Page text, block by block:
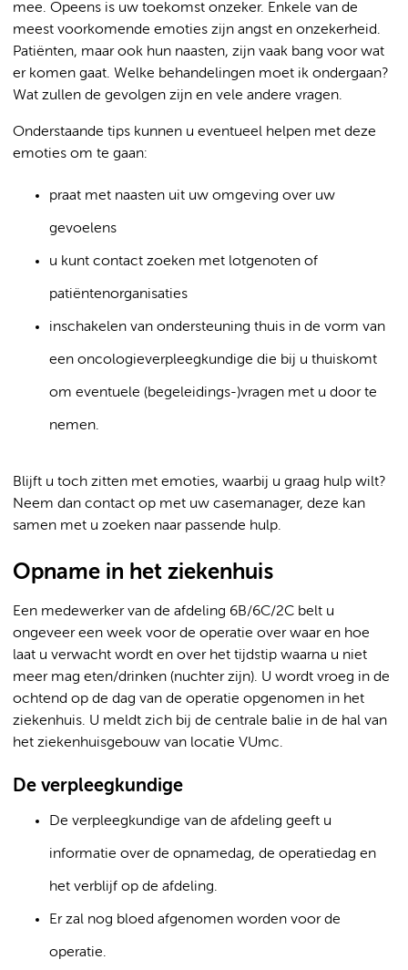
mee. Opeens is uw toekomst onzeker. Enkele van de
meest voorkomende emoties zijn angst en onzekerheid.
Patiënten, maar ook hun naasten, zijn vaak bang voor wat
er komen gaat. Welke behandelingen moet ik ondergaan?
Wat zullen de gevolgen zijn en vele andere vragen.
Onderstaande tips kunnen u eventueel helpen met deze
emoties om te gaan:
praat met naasten uit uw omgeving over uw
gevoelens
u kunt contact zoeken met lotgenoten of
patiëntenorganisaties
inschakelen van ondersteuning thuis in de vorm van
een oncologieverpleegkundige die bij u thuiskomt
om eventuele (begeleidings-)vragen met u door te
nemen.
Blijft u toch zitten met emoties, waarbij u graag hulp wilt?
Neem dan contact op met uw casemanager, deze kan
samen met u zoeken naar passende hulp.
Opname in het ziekenhuis
Een medewerker van de afdeling 6B/6C/2C belt u
ongeveer een week voor de operatie over waar en hoe
laat u verwacht wordt en over het tijdstip waarna u niet
meer mag eten/drinken (nuchter zijn). U wordt vroeg in de
ochtend op de dag van de operatie opgenomen in het
ziekenhuis. U meldt zich bij de centrale balie in de hal van
het ziekenhuisgebouw van locatie VUmc.
De verpleegkundige
De verpleegkundige van de afdeling geeft u
informatie over de opnamedag, de operatiedag en
het verblijf op de afdeling.
Er zal nog bloed afgenomen worden voor de
operatie.